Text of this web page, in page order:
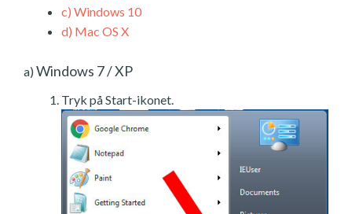
c) Windows 10
d) Mac OS X
a) Windows 7 / XP
Tryk på Start-ikonet.